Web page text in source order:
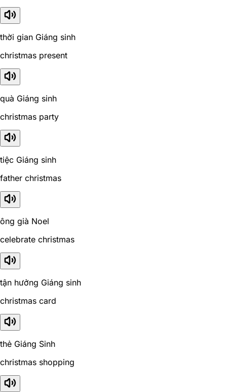
thời gian Giáng sinh
christmas present
quà Giáng sinh
christmas party
tiệc Giáng sinh
father christmas
ông già Noel
celebrate christmas
tận hưởng Giáng sinh
christmas card
thẻ Giáng Sinh
christmas shopping